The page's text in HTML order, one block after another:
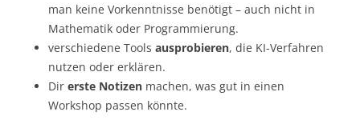
man keine Vorkenntnisse benötigt – auch nicht in
Mathematik oder Programmierung.
verschiedene Tools ausprobieren, die KI-Verfahren
nutzen oder erklären.
Dir erste Notizen machen, was gut in einen
Workshop passen könnte.